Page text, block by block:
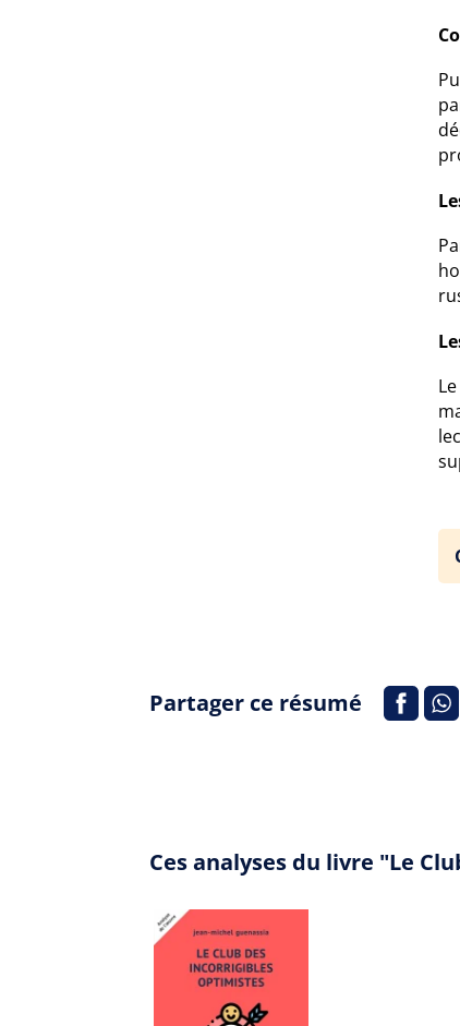
Partager ce résumé
Ces analyses du livre "Le